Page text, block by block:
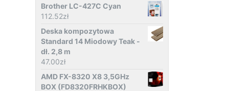
Brother LC-427C Cyan
112.52zł
Deska kompozytowa
Standard 14 Miodowy Teak -
dł. 2,8 m
47.00zł
AMD FX-8320 X8 3,5GHz
BOX (FD8320FRHKBOX)